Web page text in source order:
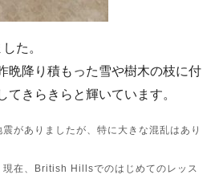
た。
晩降り積もった雪や樹木の枝に付
てきらきらと輝いています。
がありましたが、特に大きな混乱はあり
現在、British Hillsでのはじめてのレッス